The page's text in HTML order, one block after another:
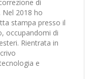
di
Nel 2018 ho
stampa presso il
occupandomi di
Rientrata in
e